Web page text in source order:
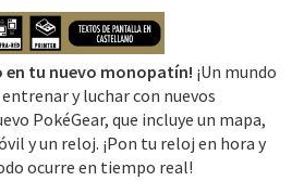
en tu nuevo monopatín! ¡Un mundo
y luchar con nuevos
PokéGear, que incluye un mapa,
y un reloj. ¡Pon tu reloj en hora y
ocurre en tiempo real!